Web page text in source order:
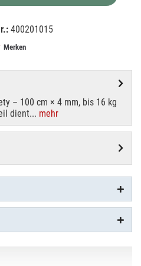
400201015
Merken
– 100 cm × 4 mm, bis 16 kg
dient... mehr